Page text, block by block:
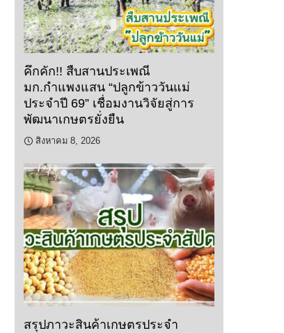
คึกคัก!! สืบสานประเพณี
มก.กำแพงแสน “ปลูกข้าววันแม่
ประจำปี 69” เชื่อมงานวิจัยสู่การ
พัฒนาเกษตรยั่งยืน
สิงหาคม 8, 2026
สรุปภาวะสินค้าเกษตรประจำ